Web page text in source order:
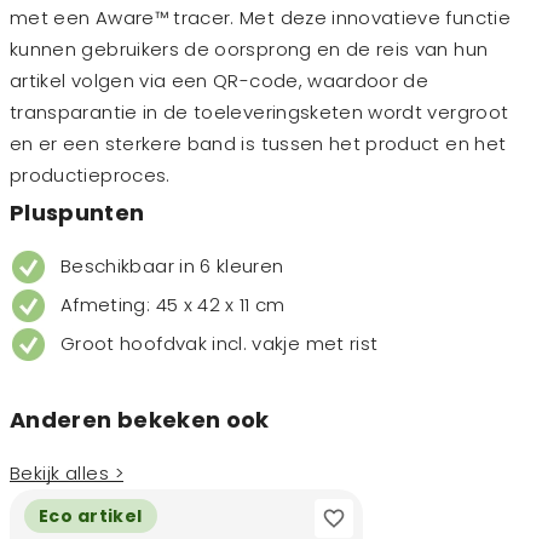
met een Aware™ tracer. Met deze innovatieve functie
kunnen gebruikers de oorsprong en de reis van hun
artikel volgen via een QR-code, waardoor de
transparantie in de toeleveringsketen wordt vergroot
en er een sterkere band is tussen het product en het
productieproces.
Pluspunten
Beschikbaar in 6 kleuren
Afmeting: 45 x 42 x 11 cm
Groot hoofdvak incl. vakje met rist
Anderen bekeken ook
Bekijk alles >
Eco artikel